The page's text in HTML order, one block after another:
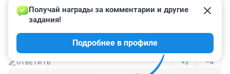
Гость
1 июня, 16:28
Карма настигла🙌🙏а фамилия не настоящая,как и вся
его жизненная легенда…
ОТВЕТИТЬ +3 –4
Получай награды за комментарии и другие
задания!
Подробнее в профиле